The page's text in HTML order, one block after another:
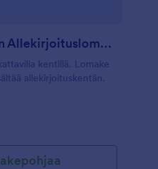
Online Vetoomuksen Allekirjoituslomake
kentillä. Lomake
allekirjoituskentän.